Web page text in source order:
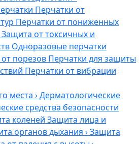
Перчатки от
Перчатки от пониженных
Защита от токсичных и
Одноразовые перчатки
порезов Перчатки для защиты
Перчатки от вибрации
места ›Дерматологические
средства безопасности
коленей Защита лица и
органов дыхания ›Защита